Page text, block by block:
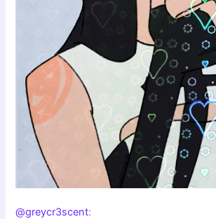
@greycr3scent: